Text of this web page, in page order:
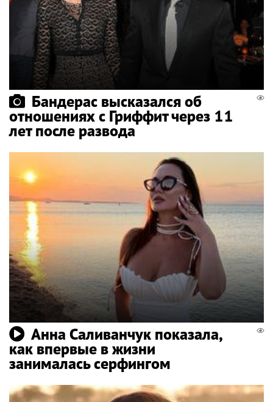
Бандерас высказался об
отношениях с Гриффит через 11
лет после развода
Анна Саливанчук показала,
как впервые в жизни
занималась серфингом